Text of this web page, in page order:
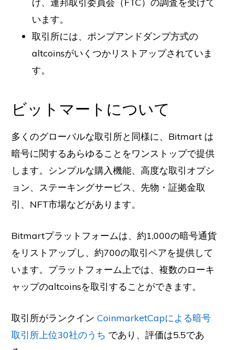
け、連邦取引委員会（FTC）の調査を受けて
います。
取引所には、ポンプアンドダンプ方式の
altcoinsがいくつかリストアップされていま
す。
ビットマートについて
多くのグローバルな取引所と同様に、Bitmart は
暗号に関するあらゆることをワンストップで提供
します。シンプルな購入機能、高度な取引オプシ
ョン、ステーキングサービス、先物・証拠金取
引、NFT市場などがあります。
Bitmartプラットフォームは、約1,000の暗号通貨
をリストアップし、約700の取引ペアを提供して
います。プラットフォーム上では、複数のローキ
ャップのaltcoinsを取引することができます。
取引所がランクインCoinmarketCapによる暗号
取引所上位30社のうち であり、評価は5.5であ